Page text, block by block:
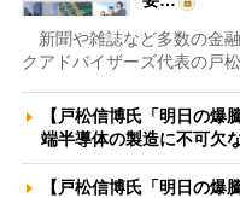
新聞や雑誌など多数の金
クアドバイザーズ代表の戸
【戸松信博氏「明日の爆
端半導体の製造に不可欠
【戸松信博氏「明日の